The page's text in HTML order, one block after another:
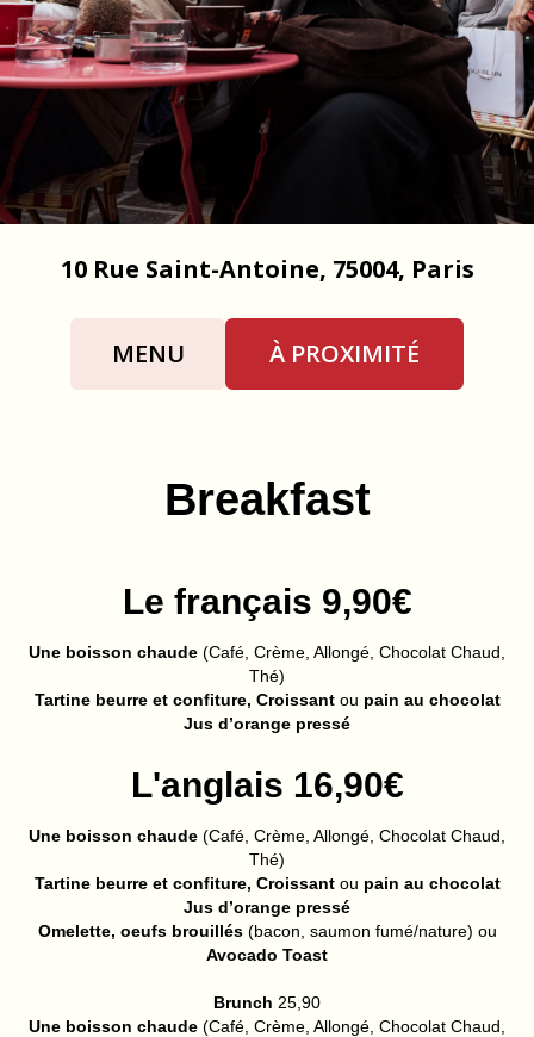
10 Rue Saint-Antoine, 75004, Paris
MENU À PROXIMITÉ
Breakfast
Le français 9,90€
Une boisson chaude (Café, Crème, Allongé, Chocolat Chaud,
Thé)
Tartine beurre et confiture, Croissant ou pain au chocolat
Jus d’orange pressé
L'anglais 16,90€
Une boisson chaude (Café, Crème, Allongé, Chocolat Chaud,
Thé)
Tartine beurre et confiture, Croissant ou pain au chocolat
Jus d’orange pressé
Omelette, oeufs brouillés (bacon, saumon fumé/nature) ou
Avocado Toast
Brunch 25,90
Une boisson chaude (Café, Crème, Allongé, Chocolat Chaud,